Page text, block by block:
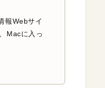
報Webサイ
Macに入っ